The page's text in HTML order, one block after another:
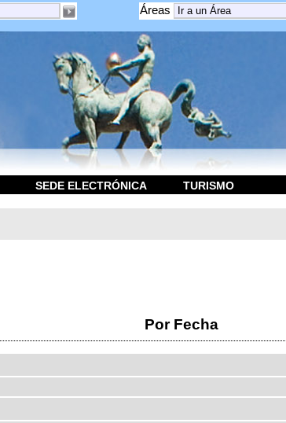
Áreas
SEDE ELECTRÓNICA TURISMO
Por Fecha